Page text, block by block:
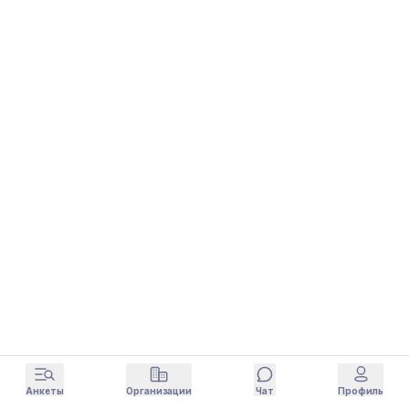
Анкеты Организации Чат Профиль